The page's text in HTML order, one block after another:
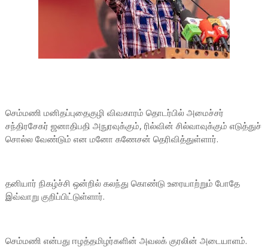
செம்மணி மனிதப்புதைகுழி விவகாரம் தொடர்பில் அமைச்சர்
சந்திரசேகர் ஜனாதிபதி அநுரவுக்கும், ரில்வின் சில்வாவுக்கும் எடுத்துச்
சொல்ல வேண்டும் என மனோ கணேசன் தெரிவித்துள்ளார்.
தனியார் நிகழ்ச்சி ஒன்றில் கலந்து கொண்டு உரையாற்றும் போதே
இவ்வாறு குறிப்பிட்டுள்ளார்.
செம்மணி என்பது ஈழத்தமிழர்களின் அவலக் குரலின் அடையாளம்.